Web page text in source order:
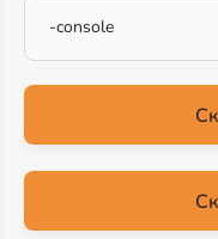
-console